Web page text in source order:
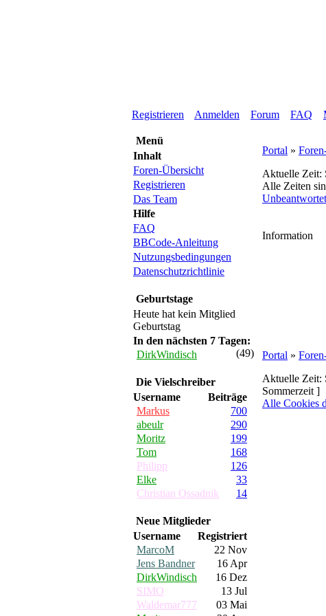
Registrieren Anmelden Forum FAQ
Menü
Inhalt
Foren-Übersicht
Registrieren
Das Team
Hilfe
FAQ
BBCode-Anleitung
Nutzungsbedingungen
Datenschutzrichtlinie
Geburtstage
Heute hat kein Mitglied
Geburtstag
In den nächsten 7 Tagen:
DirkWindisch
(49)
Die Vielschreiber
Username
Beiträge
Markus
700
abeulr
290
Moritz
199
Tom
168
Philipp
126
Elke
33
Christian Ossadnik
14
Neue Mitglieder
Username
Registriert
MarcoM
22 Nov
Jens Bandner
16 Apr
DirkWindisch
16 Dez
SIMO
13 Jul
Waldemar777
03 Mai
Portal »
Aktuelle Zeit:
Alle Zeiten
Information
Portal »
Aktuelle Zeit:
Sommerzeit ]
Alle Cookies